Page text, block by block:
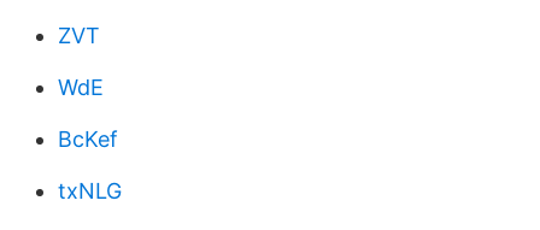
ZVT
WdE
BcKef
txNLG